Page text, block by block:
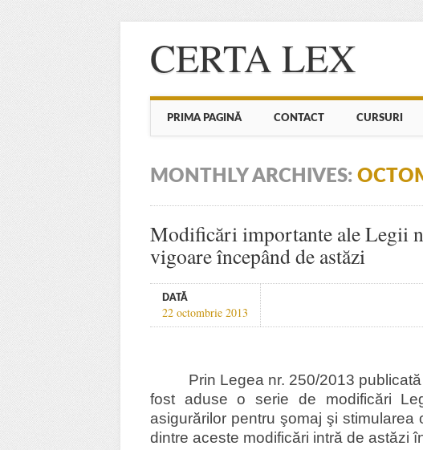
CERTA LEX
Main menu
Skip to content
PRIMA PAGINĂ CONTACT CURSURI
MONTHLY ARCHIVES:
Modificări importante ale Legii
vigoare începând de astăzi
DATĂ
22 octombrie 2013
Prin Legea nr. 250/2013
fost aduse o serie de modificări
asigurărilor pentru şomaj şi stimularea
dintre aceste modificări intră de astăzi